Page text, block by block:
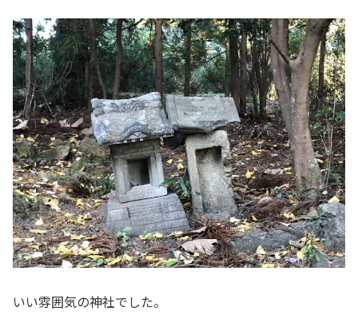
いい雰囲気の神社でした。